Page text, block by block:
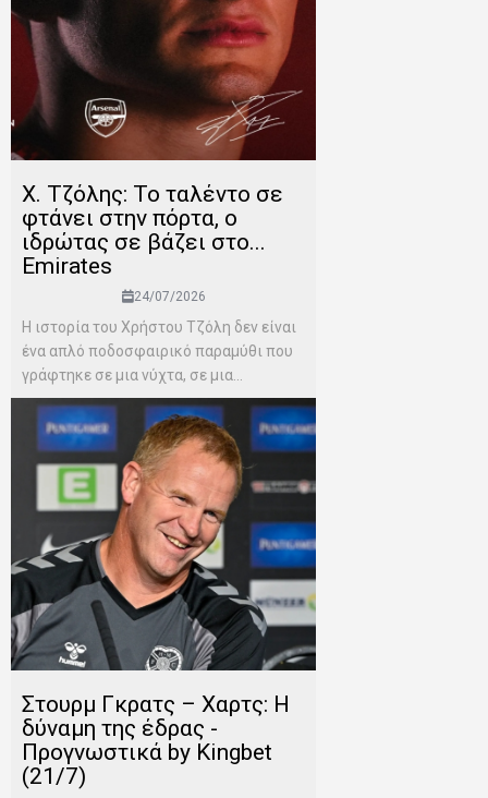
Χ. Τζόλης: Το ταλέντο σε
φτάνει στην πόρτα, ο
ιδρώτας σε βάζει στο...
Emirates
24/07/2026
Η ιστορία του Χρήστου Τζόλη δεν είναι
ένα απλό ποδοσφαιρικό παραμύθι που
γράφτηκε σε μια νύχτα, σε μια...
Στουρμ Γκρατς – Χαρτς: Η
δύναμη της έδρας -
Προγνωστικά by Kingbet
(21/7)